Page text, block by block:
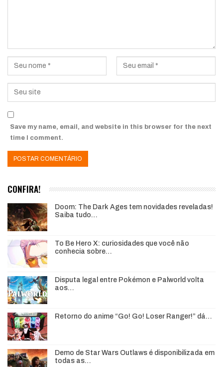
Save my name, email, and website in this browser for the next
time I comment.
CONFIRA!
Doom: The Dark Ages tem novidades reveladas!
Saiba tudo…
To Be Hero X: curiosidades que você não
conhecia sobre…
Disputa legal entre Pokémon e Palworld volta
aos…
Retorno do anime “Go! Go! Loser Ranger!” dá…
Demo de Star Wars Outlaws é disponibilizada em
todas as…